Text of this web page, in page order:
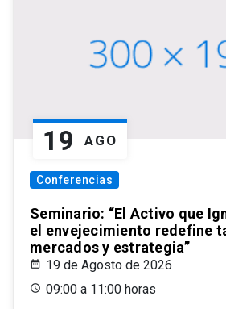
19 AGO
Conferencias
Seminario: “El Activo que
el envejecimiento redefine
mercados y estrategia”
19 de Agosto de 2026
09:00 a 11:00 horas